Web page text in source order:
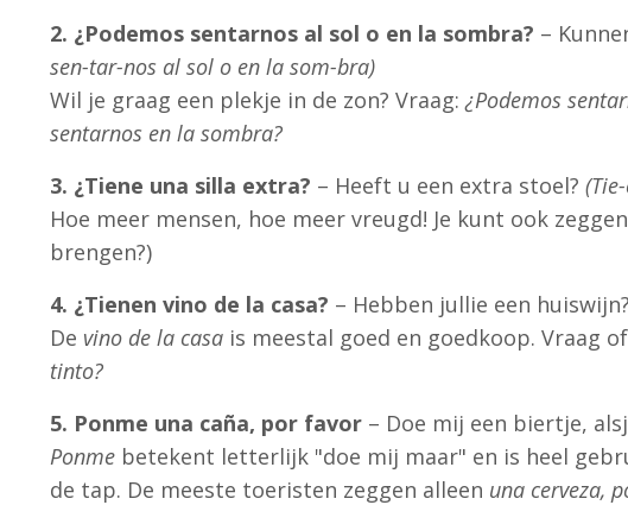
2. ¿Podemos sentarnos al sol o en la sombra? –
sen-tar-nos al sol o en la som-bra)
Wil je graag een plekje in de zon? Vraag: ¿Podemos
sentarnos en la sombra?
3. ¿Tiene una silla extra? – Heeft u een extra stoel?
Hoe meer mensen, hoe meer vreugd! Je kunt ook
brengen?)
4. ¿Tienen vino de la casa? – Hebben jullie een huiswijn?
De vino de la casa is meestal goed en goedkoop. Vraag
tinto?
5. Ponme una caña, por favor – Doe mij een biertje,
Ponme betekent letterlijk "doe mij maar" en is heel
de tap. De meeste toeristen zeggen alleen una cerveza,